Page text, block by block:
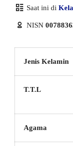
Saat ini di
NISN
Jenis Kelamin
T.T.L
Agama